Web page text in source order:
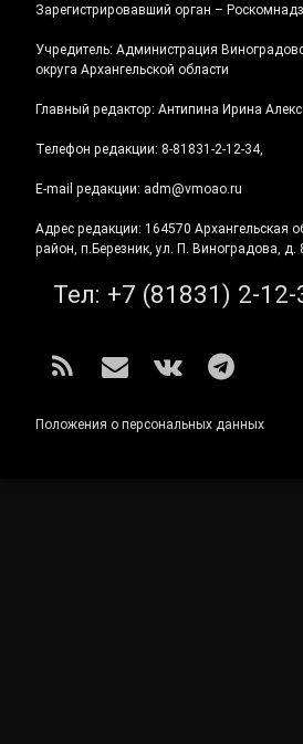
Зарегистрировавший орган –
Учредитель: Администрация
округа Архангельской области
Главный редактор: Антипина Ирина
Телефон редакции: 8-81831-2-12-34,
E-mail редакции: adm@vmoao.ru
Адрес редакции: 164570 Архангельская
район, п.Березник, ул. П. Виноградова, д.
Тел: +7 (81831) 2-12-
RSS E-mailВКонтакте
Положения о персональных данных